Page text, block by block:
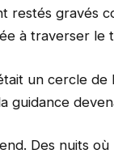
restés gravés
à traverser le
un cercle
guidance
Des nuits